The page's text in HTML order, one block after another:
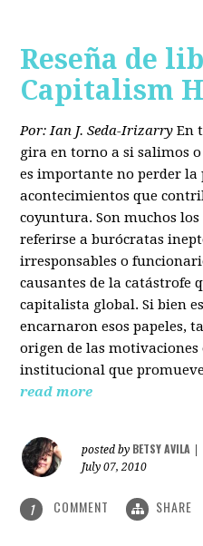
Reseña de
Capitalism
Por: Ian J. Seda-Irizarry En
gira en torno a si salimos
es importante no perder la
acontecimientos que
coyuntura. Son muchos
referirse a burócratas
irresponsables o
causantes de la catástrofe
capitalista global. Si bien
encarnaron esos papeles,
origen de las
institucional que
read more
posted by BETSY AVILA
July 07, 2010
1 COMMENT SHARE